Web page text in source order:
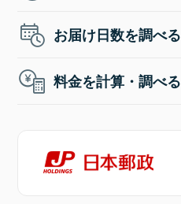
お届け日数を調べる
料金を計算・調べる